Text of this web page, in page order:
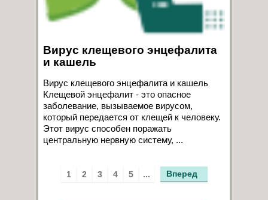
Вирус клещевого энцефалита
и кашель
Вирус клещевого энцефалита и кашель
Клещевой энцефалит - это опасное
заболевание, вызываемое вирусом,
который передается от клещей к человеку.
Этот вирус способен поражать
центральную нервную систему, ...
1 2 3 4 5 ... Вперед